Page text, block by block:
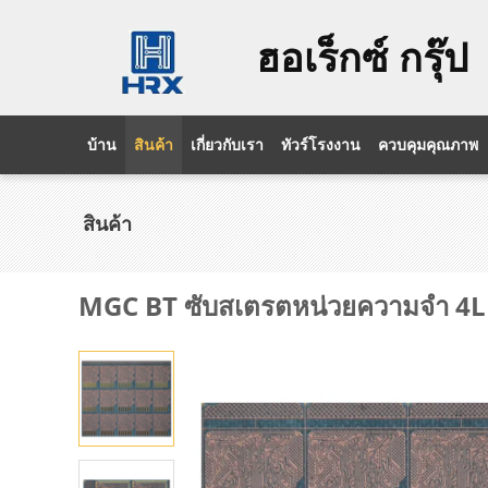
ฮอเร็กซ์ กรุ๊ป
บ้าน สินค้า เกี่ยวกับเรา ทัวร์โรงงาน ควบคุมคุณภาพ
สินค้า
MGC BT ซับสเตรตหน่วยความจำ